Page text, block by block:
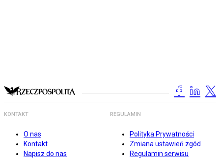
KONTAKT
O nas
Kontakt
Napisz do nas
REGULAMIN
Polityka Prywatności
Zmiana ustawień zgód
Regulamin serwisu